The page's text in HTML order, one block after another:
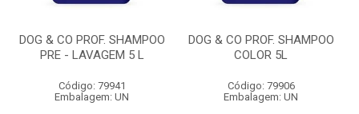
DOG & CO PROF. SHAMPOO
PRE - LAVAGEM 5 L
Código: 79941
Embalagem: UN
DOG & CO PROF. SHAMPOO
COLOR 5L
Código: 79906
Embalagem: UN